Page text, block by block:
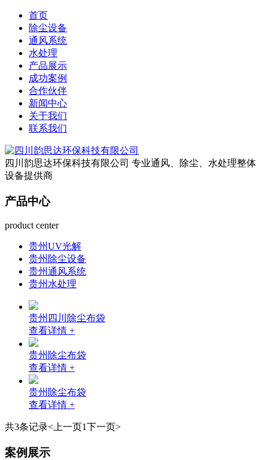
首页
除尘设备
通风系统
水处理
产品展示
成功案例
合作伙伴
新闻中心
关于我们
联系我们
四川韵思达环保科技有限公司 专业通风、除尘、水处理整体
设备提供商
产品中心
product center
贵州UV光解
贵州除尘设备
贵州通风系统
贵州水处理
贵州四川除尘布袋
查看详情 +
贵州除尘布袋
查看详情 +
贵州除尘布袋
查看详情 +
共3条记录<上一页1下一页>
案例展示